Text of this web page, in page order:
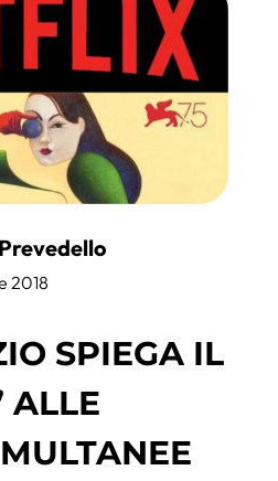
2018
SPIEGA IL
ALLE